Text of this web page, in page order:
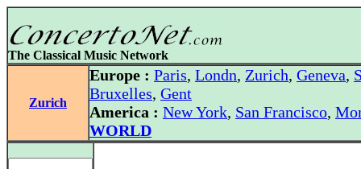
The Classical Music Network
Zurich
Europe : Paris, Londn, Zurich, Geneva,
Bruxelles, Gent
America : New York, San Francisco,
WORLD